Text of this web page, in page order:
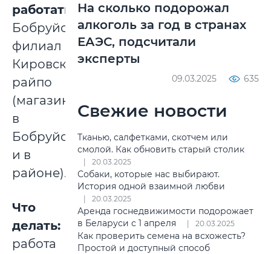
работать:
Бобруйский
филиал
Кировского
райпо
(магазины
в
Бобруйске
и в
районе).
Что
делать:
работа
На сколько подорожал
алкоголь за год в странах
ЕАЭС, подсчитали
эксперты
09.03.2025 635
Свежие новости
Тканью, салфетками, скотчем или
смолой. Как обновить старый столик
20.03.2025
Собаки, которые нас выбирают.
История одной взаимной любви
20.03.2025
Аренда госнедвижимости подорожает
в Беларуси с 1 апреля
20.03.2025
Как проверить семена на всхожесть?
Простой и доступный способ